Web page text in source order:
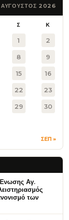
ΑΥΓΟΥΣΤΟΣ 2026
Σ Κ
1 2
8 9
15 16
22 23
29 30
ΣΕΠ »
Ένωσης Αγ.
των